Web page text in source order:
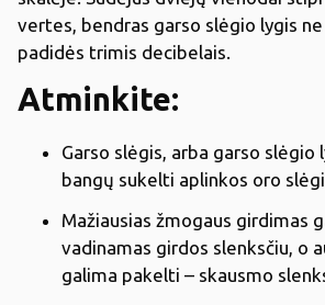
vertes, bendras garso slėgio lygis
padidės trimis decibelais.
Atminkite:
Garso slėgis, arba garso slėgio
bangų sukelti aplinkos oro
Mažiausias žmogaus girdimas
vadinamas girdos slenksčiu, o
galima pakelti – skausmo